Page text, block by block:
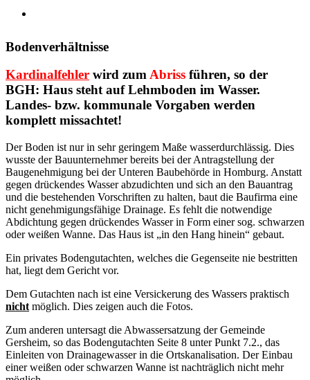
Bodenverhältnisse
Kardinalfehler wird zumAbriss führen, so der
BGH: Haus steht auf Lehmboden im Wasser.
Landes- bzw. kommunale Vorgaben werden
komplett missachtet!
Der Boden ist nur in sehr geringem Maße wasserdurchlässig. Dies
wusste der Bauunternehmer bereits bei der Antragstellung der
Baugenehmigung bei der Unteren Baubehörde in Homburg. Anstatt
gegen drückendes Wasser abzudichten und sich an den Bauantrag
und die bestehenden Vorschriften zu halten, baut die Baufirma eine
nicht genehmigungsfähige Drainage. Es fehlt die notwendige
Abdichtung gegen drückendes Wasser in Form einer sog. schwarzen
oder weißen Wanne. Das Haus ist „in den Hang hinein“ gebaut.
Ein privates Bodengutachten, welches die Gegenseite nie bestritten
hat, liegt dem Gericht vor.
Dem Gutachten nach ist eine Versickerung des Wassers praktisch
nicht möglich. Dies zeigen auch die Fotos.
Zum anderen untersagt die Abwassersatzung der Gemeinde
Gersheim, so das Bodengutachten Seite 8 unter Punkt 7.2., das
Einleiten von Drainagewasser in die Ortskanalisation. Der Einbau
einer weißen oder schwarzen Wanne ist nachträglich nicht mehr